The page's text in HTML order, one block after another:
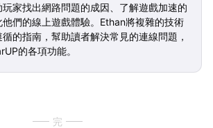
家找出網路問題的成因、了解遊戲加速的
們的線上遊戲體驗。Ethan將複雜的技術
的指南，幫助讀者解決常見的連線問題，
的各項功能。
完